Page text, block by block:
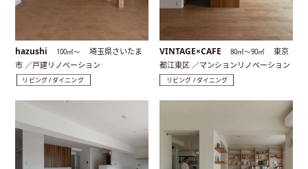
hazushi 100㎡〜
埼玉県さいたま
市 ／戸建リノベーション
リビング / ダイニング
VINTAGE×CAFE 80㎡〜90㎡
東京
都江東区 ／マンションリノベーション
リビング / ダイニング